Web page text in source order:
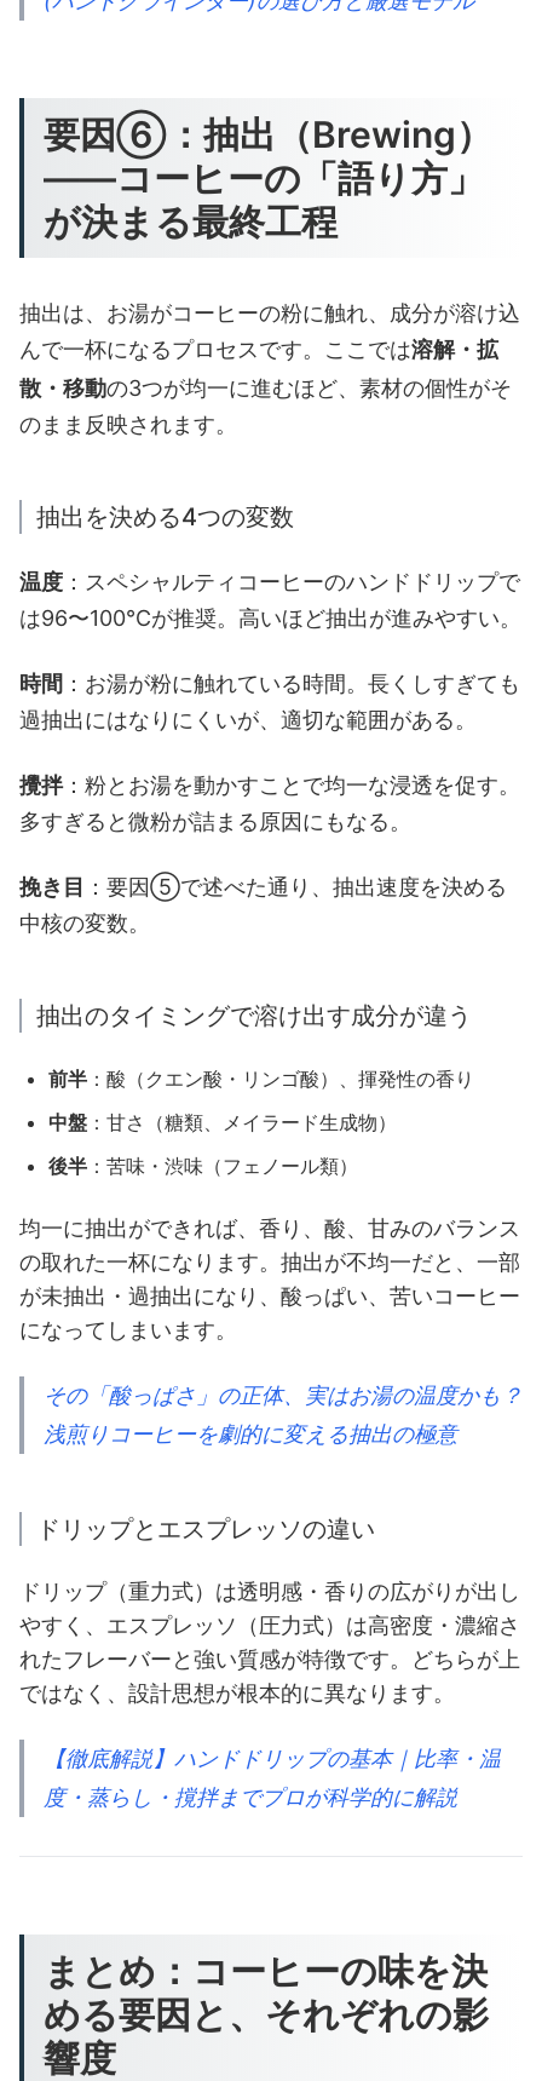
要因⑥：抽出（Brewing）
——コーヒーの「語り方」
が決まる最終工程
抽出は、お湯がコーヒーの粉に触れ、成分が溶け込
んで一杯になるプロセスです。ここでは溶解・拡
散・移動の3つが均一に進むほど、素材の個性がそ
のまま反映されます。
抽出を決める4つの変数
温度 ：スペシャルティコーヒーのハンドドリップで
は96〜100℃が推奨。高いほど抽出が進みやすい。
時間 ：お湯が粉に触れている時間。長くしすぎても
過抽出にはなりにくいが、適切な範囲がある。
攪拌：粉とお湯を動かすことで均一な浸透を促す。
多すぎると微粉が詰まる原因にもなる。
挽き目
：要因⑤で述べた通り、抽出速度を決める
中核の変数。
抽出のタイミングで溶け出す成分が違う
前半 ：酸（クエン酸・リンゴ酸）、揮発性の香り
中盤 ：甘さ（糖類、メイラード生成物）
後半 ：苦味・渋味（フェノール類）
均一に抽出ができれば、香り、酸、甘みのバランス
の取れた一杯になります。抽出が不均一だと、一部
が未抽出・過抽出になり、酸っぱい、苦いコーヒー
になってしまいます。
その「酸っぱさ」の正体、実はお湯の温度かも？
浅煎りコーヒーを劇的に変える抽出の極意
ドリップとエスプレッソの違い
ドリップ（重力式）は透明感・香りの広がりが出し
やすく、エスプレッソ（圧力式）は高密度・濃縮さ
れたフレーバーと強い質感が特徴です。どちらが上
ではなく、設計思想が根本的に異なります。
【徹底解説】ハンドドリップの基本｜比率・温
度・蒸らし・撹拌までプロが科学的に解説
まとめ：コーヒーの味を決
める要因と、それぞれの影
響度